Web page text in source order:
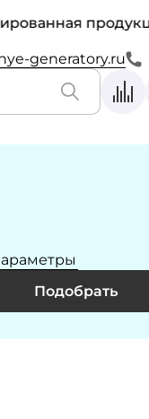
продукция
generatory.ru
Подобрать